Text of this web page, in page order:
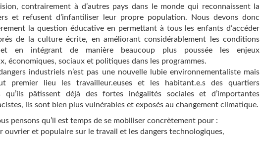
contrairement à d’autres pays dans le monde qui reconnaissent la
et refusent d’infantiliser leur propre population. Nous devons donc
la question éducative en permettant à tous les enfants d’accéder
de la culture écrite, en améliorant considérablement les conditions
et en intégrant de manière beaucoup plus poussée les enjeux
économiques, sociaux et politiques dans les programmes.
industriels n’est pas une nouvelle lubie environnementaliste mais
premier lieu les travailleur.euses et les habitant.e.s des quartiers
qu’ils pâtissent déjà des fortes inégalités sociales et d’importantes
ils sont bien plus vulnérables et exposés au changement climatique.
pensons qu’il est temps de se mobiliser concrètement pour :
ouvrier et populaire sur le travail et les dangers technologiques,